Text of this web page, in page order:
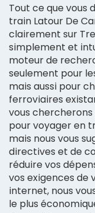
Tout ce que vous
train Latour De
clairement sur
simplement et
moteur de
seulement pour
mais aussi pour
ferroviaires
vous
pour voyager en
mais nous vous
directives et de
réduire vos
vos exigences de
internet, nous
le plus